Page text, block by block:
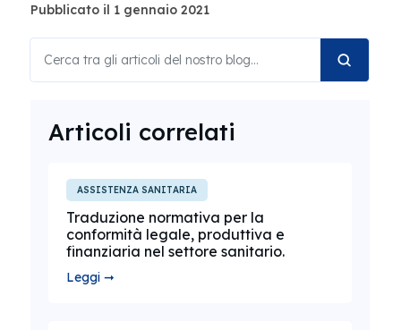
Pubblicato il 1 gennaio 2021
Articoli correlati
ASSISTENZA SANITARIA
Traduzione normativa per la
conformità legale, produttiva e
finanziaria nel settore sanitario.
Leggi ➞